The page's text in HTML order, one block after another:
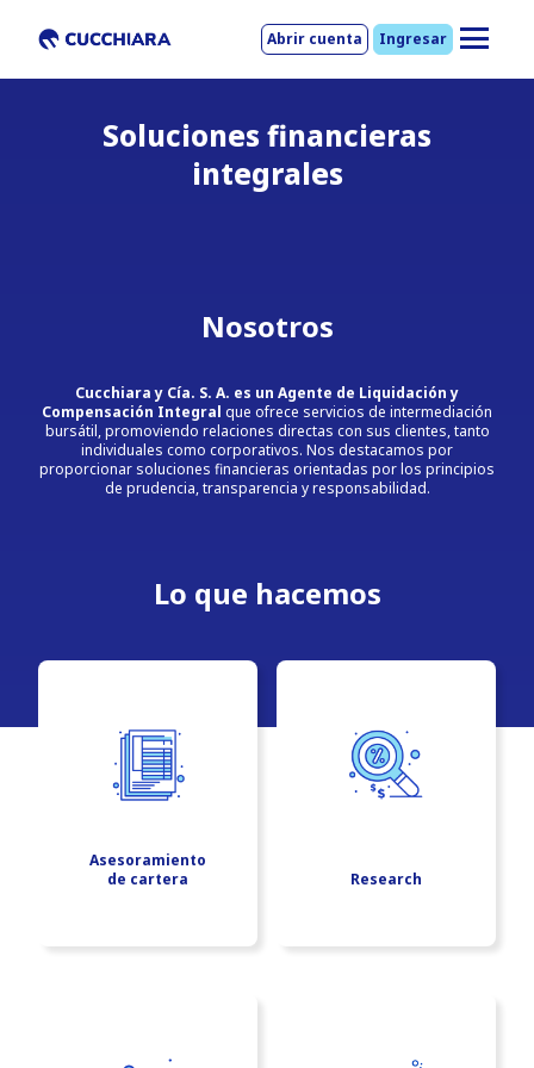
Abrir cuenta Ingresar
Servicios
Change to English
Soluciones financieras
integrales
Nosotros
Cucchiara y Cía. S. A. es un Agente de Liquidación y
Compensación Integral que ofrece servicios de intermediación
bursátil, promoviendo relaciones directas con sus clientes, tanto
individuales como corporativos. Nos destacamos por
proporcionar soluciones financieras orientadas por los principios
de prudencia, transparencia y responsabilidad.
Lo que hacemos
Asesoramiento
de cartera
Research